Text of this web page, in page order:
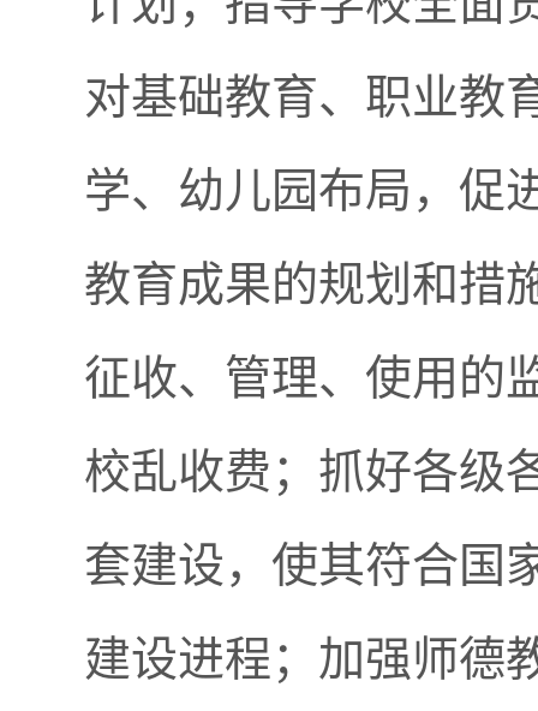
对基础教育、职业教
学、幼儿园布局，促
教育成果的规划和措
征收、管理、使用的
校乱收费；抓好各级
套建设，使其符合国
建设进程；加强师德